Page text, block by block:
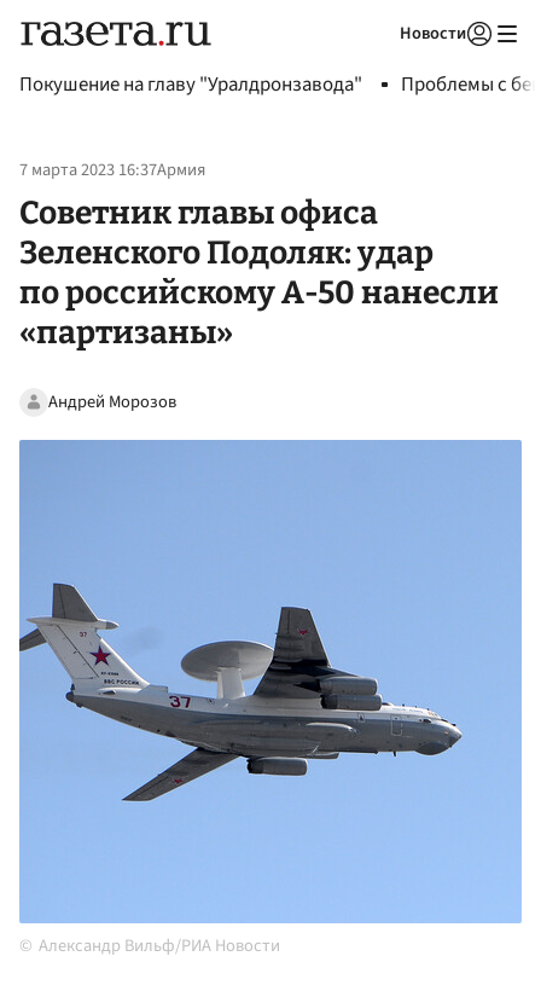
Новости
Покушение на главу "Уралдронзавода" Проблемы с
7 марта 2023 16:37Армия
Советник главы офиса
Зеленского Подоляк: удар
по российскому А-50 нанесли
«партизаны»
Андрей Морозов
Александр Вильф/РИА Новости